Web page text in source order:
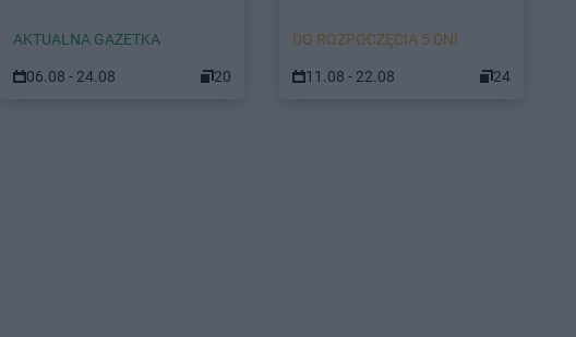
AKTUALNA GAZETKA
06.08 - 24.08 20
DO ROZPOCZĘCIA 5 DNI
11.08 - 22.08 24